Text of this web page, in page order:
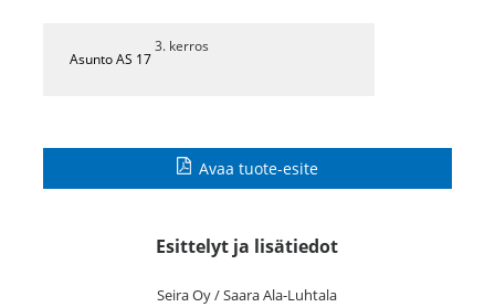
Asunto AS 17
3. kerros
Avaa tuote-esite
Esittelyt ja lisätiedot
Seira Oy / Saara Ala-Luhtala